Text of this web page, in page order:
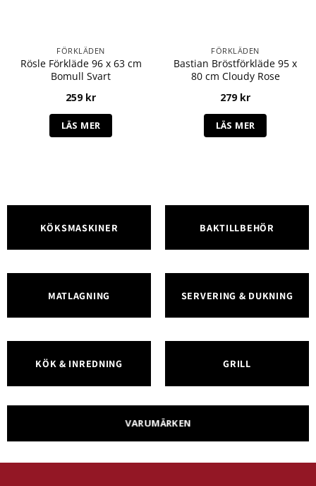
FÖRKLÄDEN
Rösle Förkläde 96 x 63 cm
Bomull Svart
259 kr
LÄS MER
FÖRKLÄDEN
Bastian Bröstförkläde 95 x
80 cm Cloudy Rose
279 kr
LÄS MER
KÖKSMASKINER BAKTILLBEHÖR
MATLAGNING SERVERING & DUKNING
KÖK & INREDNING GRILL
VARUMÄRKEN